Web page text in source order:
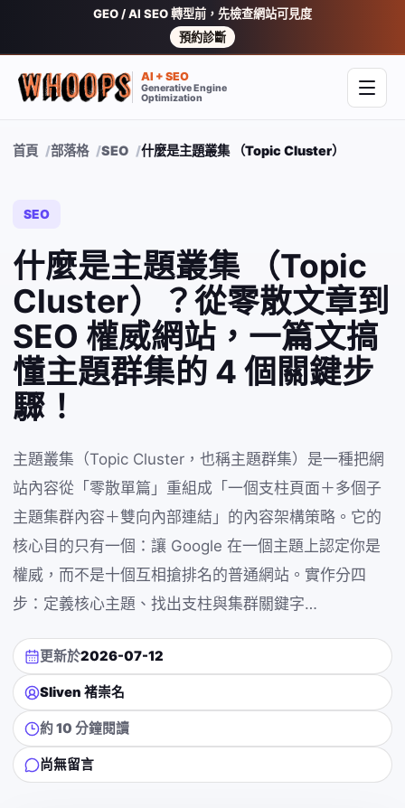
GEO / AI SEO 轉型前，先檢查網站可見度
預約診斷
AI + SEO
Generative Engine
Optimization
開啟
首頁 部落格 SEO 什麼是主題叢集 （Topic Cluster）？從零散
SEO
什麼是主題叢集 （Topic
Cluster）？從零散文章到
SEO 權威網站，一篇文搞
懂主題群集的 4 個關鍵步
驟！
主題叢集（Topic Cluster，也稱主題群集）是一種把網
站內容從「零散單篇」重組成「一個支柱頁面＋多個子
主題集群內容＋雙向內部連結」的內容架構策略。它的
核心目的只有一個：讓 Google 在一個主題上認定你是
權威，而不是十個互相搶排名的普通網站。實作分四
步：定義核心主題、找出支柱與集群關鍵字…
更新於2026-07-12
Sliven 褚崇名
約 10 分鐘閱讀
尚無留言